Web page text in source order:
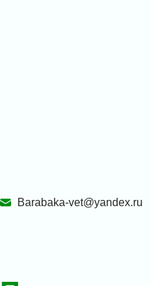
Barabaka-vet@yandex.ru